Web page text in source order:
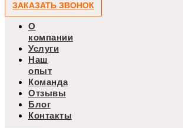
ЗАКАЗАТЬ ЗВОНОК
О
компании
Услуги
Наш
опыт
Команда
Отзывы
Блог
Контакты